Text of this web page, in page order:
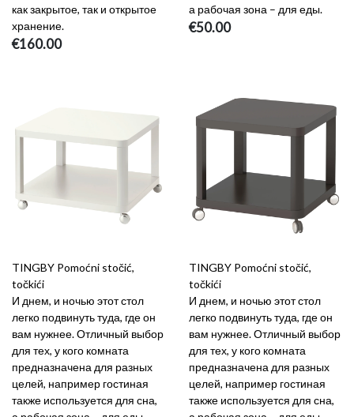
как закрытое, так и открытое
хранение.
€160.00
а рабочая зона – для еды.
€50.00
TINGBY Pomoćni stočić,
točkići
И днем, и ночью этот стол
легко подвинуть туда, где он
вам нужнее. Отличный выбор
для тех, у кого комната
предназначена для разных
целей, например гостиная
также используется для сна,
TINGBY Pomoćni stočić,
točkići
И днем, и ночью этот стол
легко подвинуть туда, где он
вам нужнее. Отличный выбор
для тех, у кого комната
предназначена для разных
целей, например гостиная
также используется для сна,